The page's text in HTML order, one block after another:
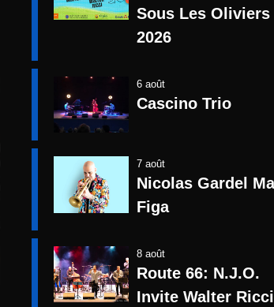
Sous Les Oliviers
2026
6 août
Cascino Trio
7 août
Nicolas Gardel Mano
Figa
8 août
Route 66: N.J.O.
Invite Walter Ricci